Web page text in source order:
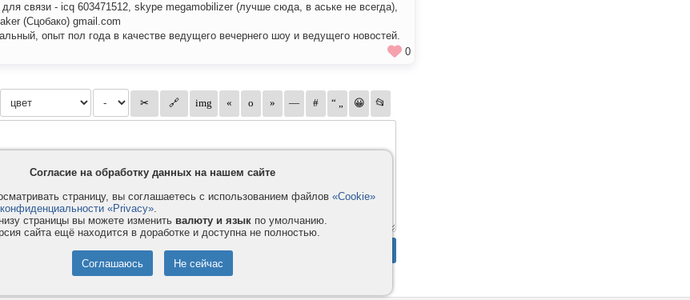
для связи - icq 603471512, skype megamobilizer (лучше сюда, в аське не всегда),
(Сцобако) gmail.com
опыт пол года в качестве ведущего вечернего шоу и ведущего новостей.
0
Согласие на обработку данных на нашем сайте
страницу, вы соглашаетесь с использованием файлов «Cookie»
«Privacy».
страницы вы можете изменить валюту и язык по умолчанию.
сайта ещё находится в доработке и доступна не полностью.